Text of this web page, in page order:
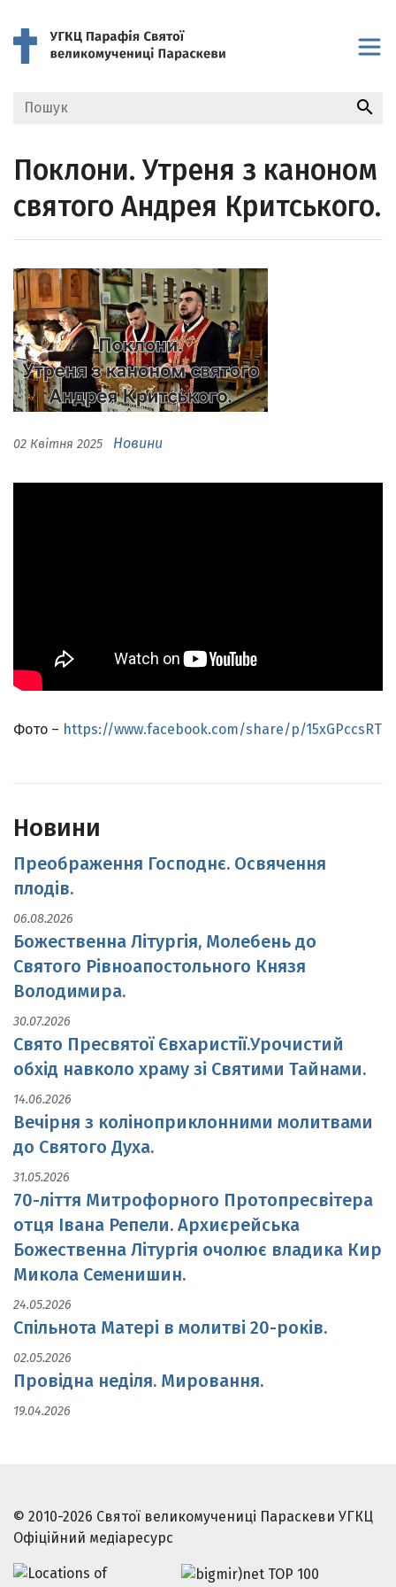
search
Поклони. Утреня з каноном
святого Андрея Критського.
02 Квітня 2025 Новини
Фото – https://www.facebook.com/share/p/15xGPccsRT
Новини
Преображення Господнє. Освячення
плодів.
06.08.2026
Божественна Літургія, Молебень до
Святого Рівноапостольного Князя
Володимира.
30.07.2026
Свято Пресвятої Євхаристії.Урочистий
обхід навколо храму зі Святими Тайнами.
14.06.2026
Вечірня з коліноприклонними молитвами
до Святого Духа.
31.05.2026
70-ліття Митрофорного Протопресвітера
отця Івана Репели. Архиєрейська
Божественна Літургія очолює владика Кир
Микола Семенишин.
24.05.2026
Спільнота Матері в молитві 20-років.
02.05.2026
Провідна неділя. Мировання.
19.04.2026
© 2010-2026 Святої великомучениці Параскеви УГКЦ
Офіційний медіаресурс